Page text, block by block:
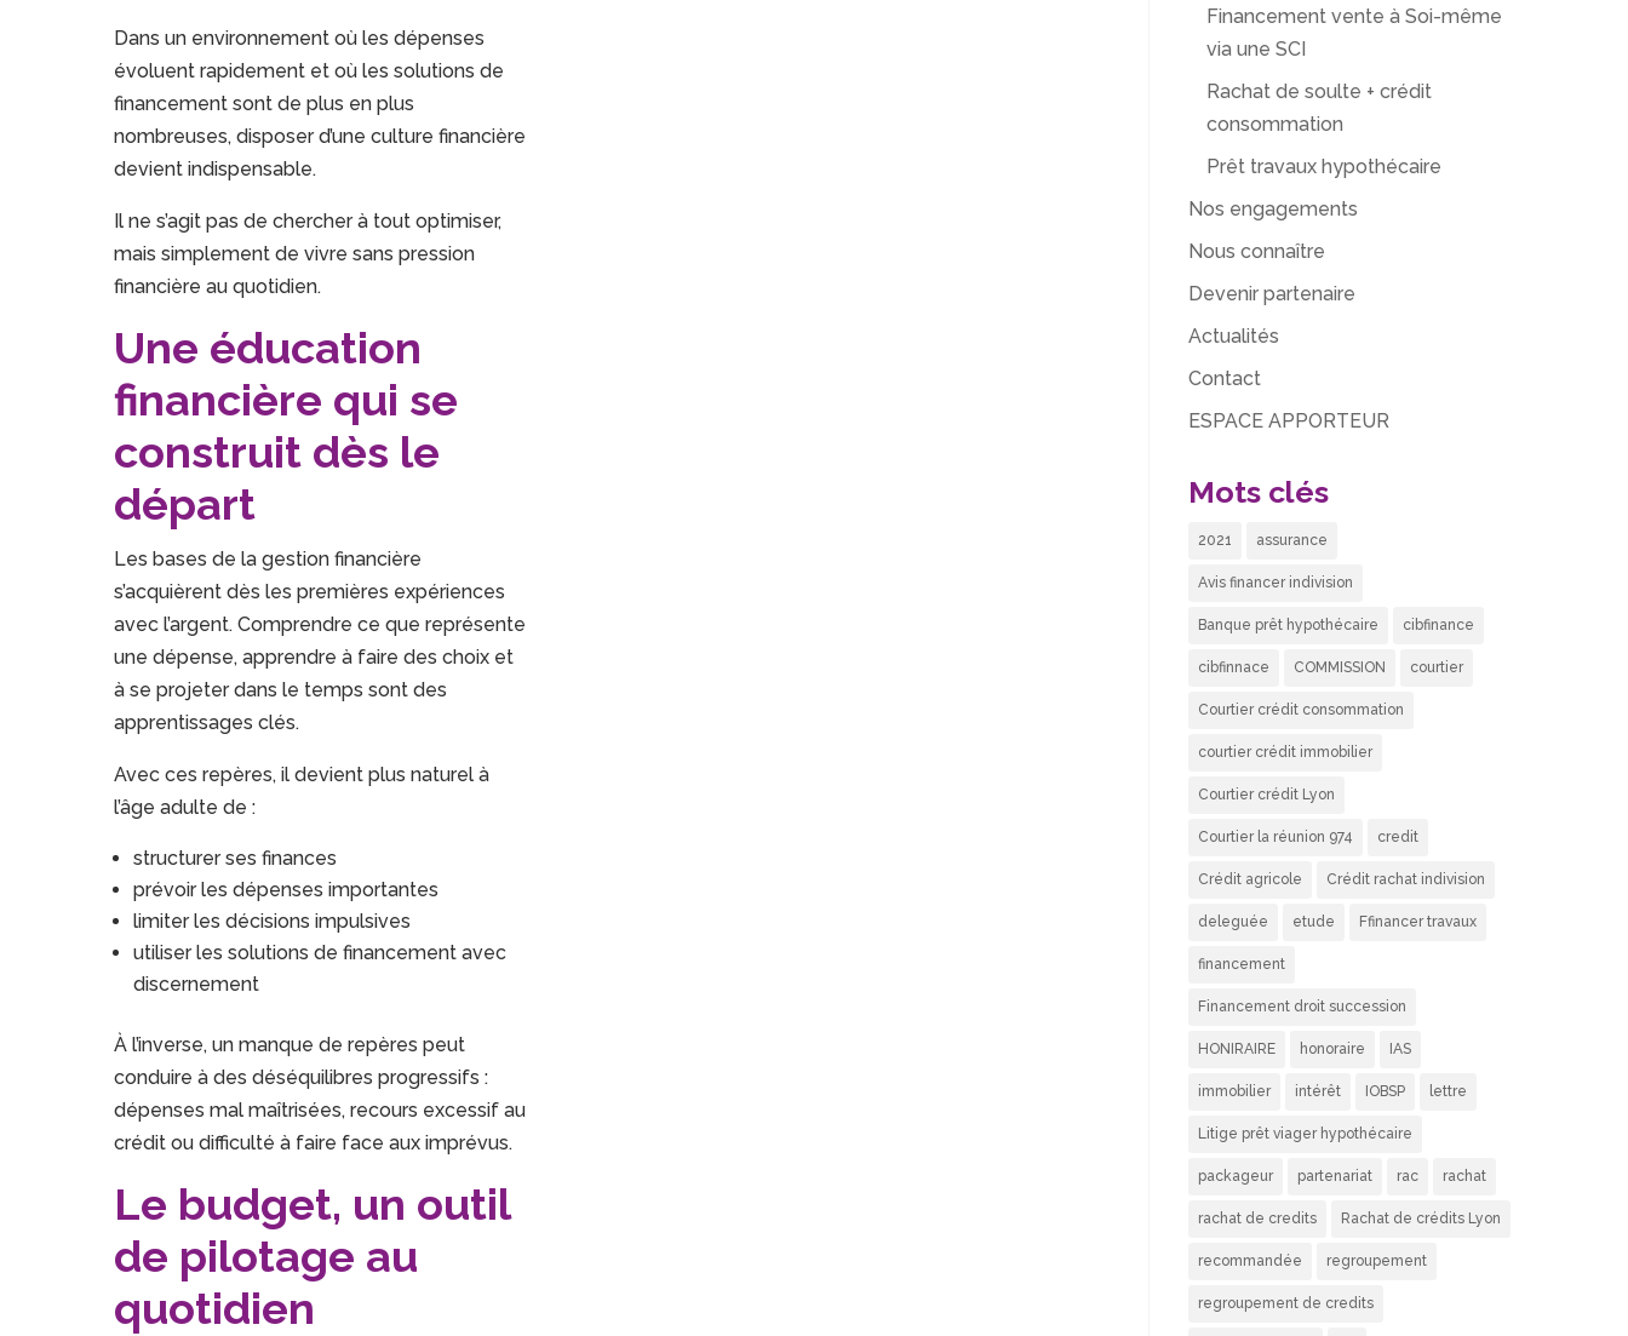
Dans un environnement où les dépenses
évoluent rapidement et où les solutions de
financement sont de plus en plus
nombreuses, disposer d’une culture financière
devient indispensable.
Il ne s’agit pas de chercher à tout optimiser,
mais simplement de vivre sans pression
financière au quotidien.
Une éducation
financière qui se
construit dès le
départ
Les bases de la gestion financière
s’acquièrent dès les premières expériences
avec l’argent. Comprendre ce que représente
une dépense, apprendre à faire des choix et
à se projeter dans le temps sont des
apprentissages clés.
Avec ces repères, il devient plus naturel à
l’âge adulte de :
structurer ses finances
prévoir les dépenses importantes
limiter les décisions impulsives
utiliser les solutions de financement avec
discernement
À l’inverse, un manque de repères peut
conduire à des déséquilibres progressifs :
dépenses mal maîtrisées, recours excessif au
crédit ou difficulté à faire face aux imprévus.
Le budget, un outil
de pilotage au
quotidien
Financement vente à Soi-même
via une SCI
Rachat de soulte + crédit
consommation
Prêt travaux hypothécaire
Nos engagements
Nous connaître
Devenir partenaire
Actualités
Contact
ESPACE APPORTEUR
Mots clés
2021 assurance
Avis financer indivision
Banque prêt hypothécaire cibfinance
cibfinnace COMMISSION courtier
Courtier crédit consommation
courtier crédit immobilier
Courtier crédit Lyon
Courtier la réunion 974 credit
Crédit agricole Crédit rachat indivision
deleguée etude Ffinancer travaux
financement
Financement droit succession
HONIRAIRE honoraire IAS
immobilier intérêt IOBSP lettre
Litige prêt viager hypothécaire
packageur partenariat rac rachat
rachat de credits Rachat de crédits Lyon
recommandée regroupement
regroupement de credits